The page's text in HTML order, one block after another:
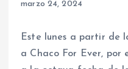
marzo 24, 2024
Este lunes a partir de
a Chaco For Ever, por